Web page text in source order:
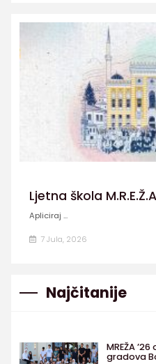
Ljetna škola
Apliciraj ...
7 Jula, 2026
Najčitanije
MREŽA
gradova